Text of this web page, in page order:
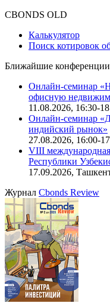
CBONDS OLD
Калькулятор
Поиск котировок
Ближайшие конференции
Онлайн-семинар
офисную
11.08.2026, 16:30-
Онлайн-семинар
индийский рынок»
27.08.2026, 16:00-
VIII
Республики
17.09.2026,
Журнал Cbonds Review